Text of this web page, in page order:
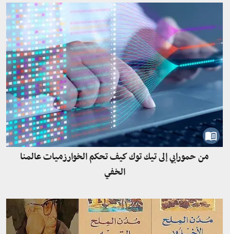
من حمورابي إلى تيك توك كيف تحكم الخوارزميات عالمنا
الخفي